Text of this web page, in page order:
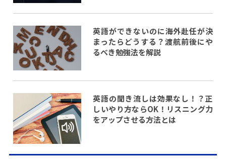
英語ができないのに海外赴任が決
まったらどうする？渡航前後にや
るべき勉強法を解説
英語の聞き流しは効果なし！？正
しいやり方ならOK！リスニング力
をアップさせる方法とは